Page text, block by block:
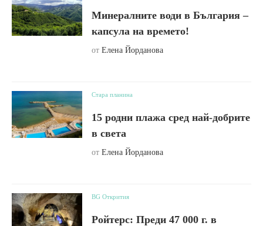
Минералните води в България –
капсула на времето!
от Елена Йорданова
Стара планина
15 родни плажа сред най-добрите
в света
от Елена Йорданова
BG Открития
Ройтерс: Преди 47 000 г. в